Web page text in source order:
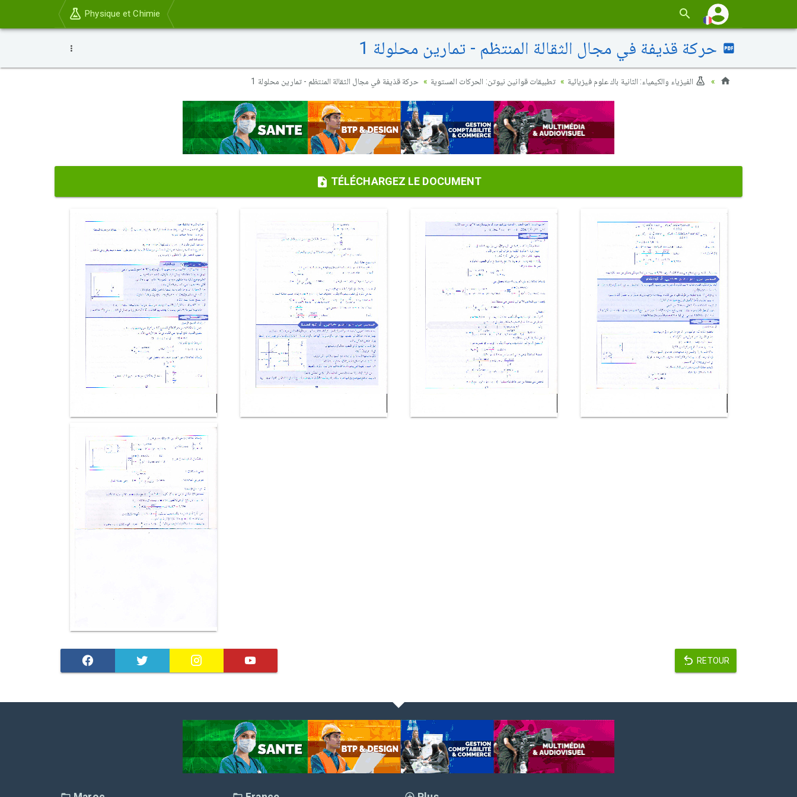
Physique et Chimie
حركة قذيفة في مجال الثقالة المنتظم - تمارين محلولة 1
الفيزياء والكيمياء: الثانية باك علوم فيزيائية تطبيقات قوانين نيوتن: الحركات المستوية حركة قذيفة في مجال الثقالة المنتظم - تمارين محلولة 1
TÉLÉCHARGEZ LE DOCUMENT
RETOUR